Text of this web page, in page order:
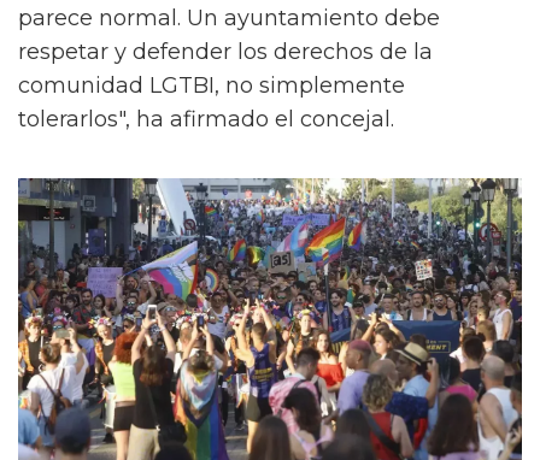
parece normal. Un ayuntamiento debe
respetar y defender los derechos de la
comunidad LGTBI, no simplemente
tolerarlos", ha afirmado el concejal.